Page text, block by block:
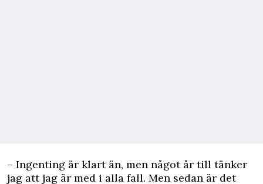
– Ingenting är klart än, men något år till tänker
jag att jag är med i alla fall. Men sedan är det